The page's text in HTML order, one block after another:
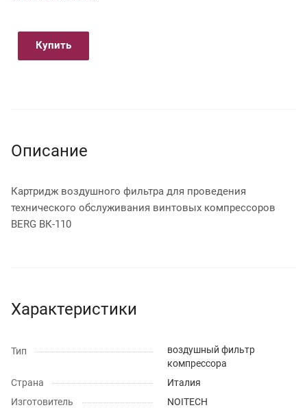
Купить
Описание
Картридж воздушного фильтра для проведения
технического обслуживания винтовых компрессоров
BERG ВК-110
Характеристики
Тип
воздушный фильтр
компрессора
Страна
Италия
Изготовитель
NOITECH